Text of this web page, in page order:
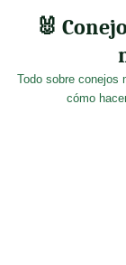
🐰
Todo sobre conejos
cómo